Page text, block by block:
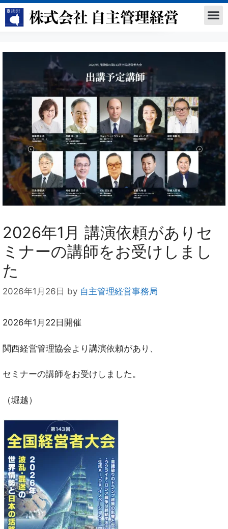
2026年1月 講演依頼がありセ
ミナーの講師をお受けしまし
た
2026年1月26日 by 自主管理経営事務局
2026年1月22日開催
関西経営管理協会より講演依頼があり、
セミナーの講師をお受けしました。
（堀越）